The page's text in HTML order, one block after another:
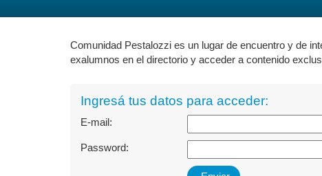
Comunidad Pestalozzi es un lugar de encuentro y de
exalumnos en el directorio y acceder a contenido
Ingresá tus datos para acceder:
E-mail:
Password: